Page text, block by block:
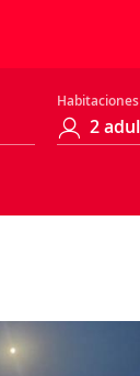
Habitaciones